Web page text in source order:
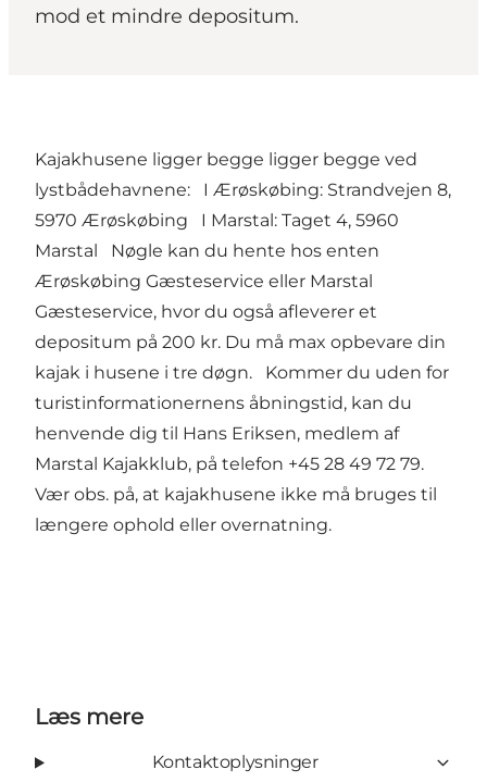
mod et mindre depositum.
Kajakhusene ligger begge ligger begge ved
lystbådehavnene: I Ærøskøbing: Strandvejen 8,
5970 Ærøskøbing I Marstal: Taget 4, 5960
Marstal
Nøgle kan du hente hos enten
Ærøskøbing Gæsteservice eller Marstal
Gæsteservice, hvor du også afleverer et
depositum på 200 kr. Du må max opbevare din
kajak i husene i tre døgn. Kommer du uden for
turistinformationernens åbningstid, kan du
henvende dig til Hans Eriksen, medlem af
Marstal Kajakklub, på telefon +45 28 49 72 79.
Vær obs. på, at kajakhusene ikke må bruges til
længere ophold eller overnatning.
Læs mere
Kontaktoplysninger